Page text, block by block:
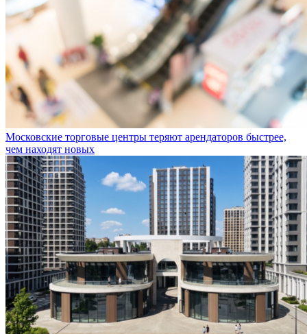
Московские торговые центры теряют арендаторов быстрее,
чем находят новых